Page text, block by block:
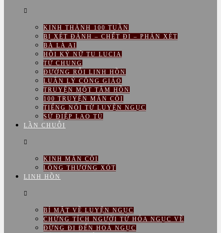
KINH THÁNH 100 TUẦN
BỊ XÉT ĐÁNH – CHẾT ĐI – PHÁN XÉT
BÀ LÀ AI
HỒI KÝ NỮ TU LUCIA
TỨ CHUNG
ĐƯỜNG RỖI LINH HỒN
LUÂN LÝ CÔNG GIÁO
TRUYỆN MỘT TÂM HỒN
100 TRUYỆN MÂN CÔI
TIẾNG NÓI TỪ LUYỆN NGỤC
SỨ ĐIỆP LAO TÙ
LẦN CHUỖI
KINH MÂN CÔI
LÒNG THƯƠNG XÓT
LINH HỒN
BÍ MẬT VỀ LUYỆN NGỤC
CHỨNG TÍCH NGƯỜI TỪ HỎA NGỤC VỀ
ĐỪNG ĐI ĐẾN HOẢ NGỤC